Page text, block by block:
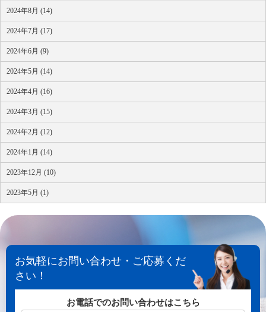
2024年8月 (14)
2024年7月 (17)
2024年6月 (9)
2024年5月 (14)
2024年4月 (16)
2024年3月 (15)
2024年2月 (12)
2024年1月 (14)
2023年12月 (10)
2023年5月 (1)
お気軽にお問い合わせ・ご応募くだ
さい！
お電話でのお問い合わせはこちら